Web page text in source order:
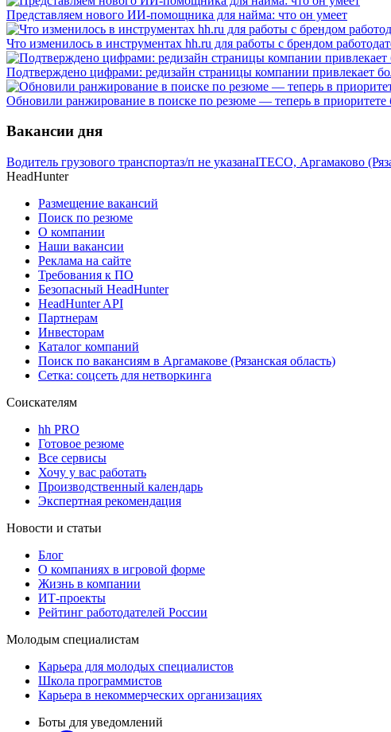
Представляем нового ИИ-помощника для найма: что он умеет
Что изменилось в инструментах hh.ru для работы с брендом
Подтверждено цифрами: редизайн страницы компании привлекает
Обновили ранжирование в поиске по резюме — теперь в приоритете
Вакансии дня
Водитель грузового транспортаз/п не указанаITECO, Аргамаково
HeadHunter
Размещение вакансий
Поиск по резюме
О компании
Наши вакансии
Реклама на сайте
Требования к ПО
Безопасный HeadHunter
HeadHunter API
Партнерам
Инвесторам
Каталог компаний
Поиск по вакансиям в Аргамакове (Рязанская область)
Сетка: соцсеть для нетворкинга
Соискателям
hh PRO
Готовое резюме
Все сервисы
Хочу у вас работать
Производственный календарь
Экспертная рекомендация
Новости и статьи
Блог
О компаниях в игровой форме
Жизнь в компании
ИТ-проекты
Рейтинг работодателей России
Молодым специалистам
Карьера для молодых специалистов
Школа программистов
Карьера в некоммерческих организациях
Боты для уведомлений